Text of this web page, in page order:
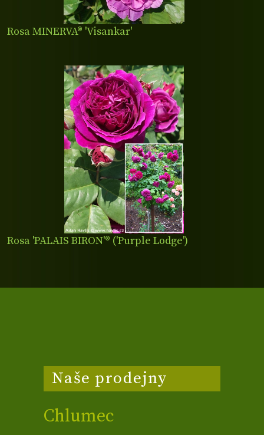
Rosa MINERVA® 'Visankar'
Rosa 'PALAIS BIRON'® ('Purple Lodge')
Naše prodejny
Chlumec